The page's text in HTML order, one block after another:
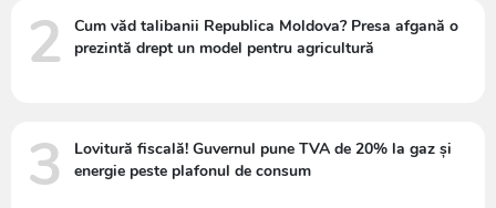
2
Cum văd talibanii Republica Moldova? Presa afgană o
prezintă drept un model pentru agricultură
3
Lovitură fiscală! Guvernul pune TVA de 20% la gaz și
energie peste plafonul de consum